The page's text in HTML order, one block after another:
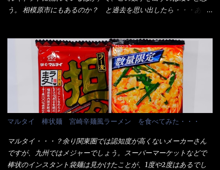
は入りそうだね。 と云う事で、今回＜釜揚げうどんの湯無し＞を
試したら、確...
この様な状態です。 乾麺の束が6束／一パックになっており、それ
1280円と云った感じです。 で私は幾らで、メガドンキでゲットし
たかって？ それは非常に言いづらい・・・色々と各方面へ忖度し
て、激安だったとだけ申し上げましょう。 早速1袋を大釜で茹で～
ハイ、約15分ほど茹で上げた状態です。 当家には、高齢者がいる
ので少し柔らかく・・・ 茹で上がった饂飩は、お店の饂飩に比べ
＜細い＞です。 どちらかと云えば、稲庭饂飩的な太さですね。 さ
てこれを、どの様に食べるか？ 長葱無かったので、玉葱を刻んで
八王子ラーメン風月見つけうどん！ 冷やし釜あげうどん～です。
ラーメン丼に、冷水を軽く張って饂飩を盛り付け、お椀に昆布出
汁つゆと長葱に山葵です。 これでツルツル～と頂きました。 良い
じゃないか～...
う。 相模原市にもあるのか？ と過去を思い出したら・・・あっ
当している。 まずはこれを見て欲しい！ カウンターに置かれた＜
お皿＞である。 直ぐに気づいたでしょう！ 何かキャベツが山じ
ゃないか！？ ハイ、山です。 これが標準なのです。 普通のとん
かつ屋のキャベツと比べたら、10人前ほどあるか？ 値段的には、
メイン（主流は1,000超）＋定食セット350円程と値段的には、そ
れ程では安い訳でも無いが、客足が絶えない人気店である。 そん
なメニューのなかで、リーズナブルで頂ける＜映え＞るメニュー
が＜カツカレー＞だ！ これです。 当時1,000円税込だった
が・・・今も変わらないと思うけど・・・ これが出てくると、カ
ウンター中からOH～と声が飛ぶ！ 写真は、キャベツ少なめでお願
いしています。 皿のサイズは、直径30cmほどあります。 そこに
マルタイ 棒状麺 宮崎辛麺風ラーメン を食べてみた・・・
マルタイ・・・？余り関東圏では認知度が高くないメーカーさん
ですが、九州ではメジャーでしょう。スーパーマーケットなどで
棒状のインスタント袋麺は見かけたことが、1度や2度はあるでし